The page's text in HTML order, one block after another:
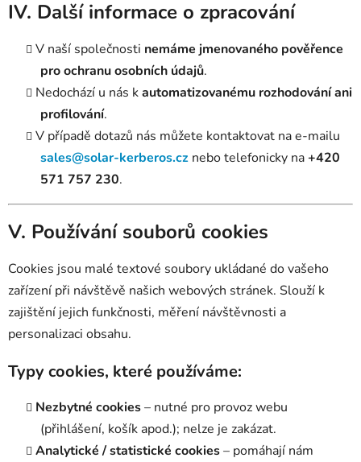
IV. Další informace o zpracování
V naší společnosti nemáme jmenovaného pověřence
pro ochranu osobních údajů.
Nedochází u nás kautomatizovanému rozhodování ani
profilování.
V případě dotazů nás můžete kontaktovat na e-mailu
sales@solar-kerberos.cz nebo telefonicky na+420
571 757 230.
V. Používání souborů cookies
Cookies jsou malé textové soubory ukládané do vašeho
zařízení při návštěvě našich webových stránek. Slouží k
zajištění jejich funkčnosti, měření návštěvnosti a
personalizaci obsahu.
Typy cookies, které používáme:
Nezbytné cookies– nutné pro provoz webu
(přihlášení, košík apod.); nelze je zakázat.
Analytické / statistické cookies– pomáhají nám